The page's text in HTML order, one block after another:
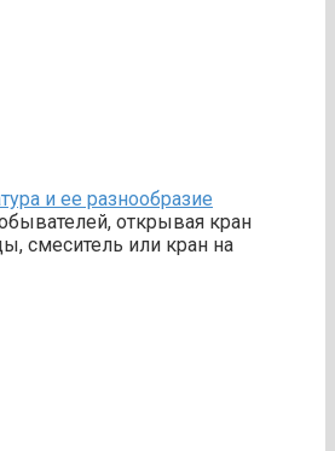
и ее разнообразие
открывая кран
смеситель или кран на